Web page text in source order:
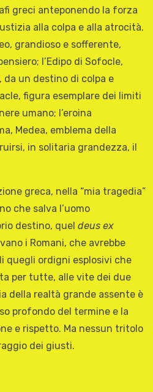
greci anteponendo la forza
alla colpa e alla atrocità.
grandioso e sofferente,
l’Edipo di Sofocle,
un destino di colpa e
figura esemplare dei limiti
umano; l’eroina
Medea, emblema della
in solitaria grandezza, il
greca, nella “mia tragedia”
che salva l’uomo
destino, quel deus ex
i Romani, che avrebbe
quegli ordigni esplosivi che
per tutte, alle vite dei due
della realtà grande assente è
profondo del termine e la
e rispetto. Ma nessun tritolo
dei giusti.